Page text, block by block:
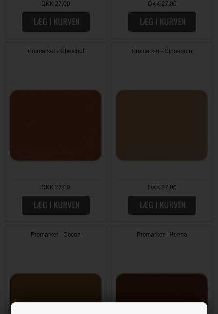
DKK 27,00 DKK 27,00
Promarker - Chestnut
DKK 27,00
Promarker - Cinnamon
DKK 27,00
Promarker - Cocoa Promarker - Henna